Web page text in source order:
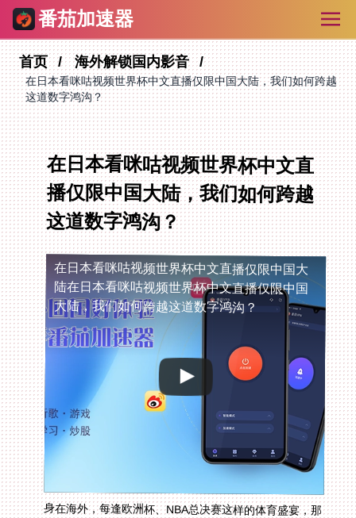
番茄加速器
首页 海外解锁国内影音
在日本看咪咕视频世界杯中文直播仅限中国大陆，我们如何跨越
这道数字鸿沟？
在日本看咪咕视频世界杯中文直
播仅限中国大陆，我们如何跨越
这道数字鸿沟？
在日本看咪咕视频世界杯中文直播仅限中国大
陆在日本看咪咕视频世界杯中文直播仅限中国
大陆，我们如何跨越这道数字鸿沟？
身在海外，每逢欧洲杯、NBA总决赛这样的体育盛宴，那
份想和国内亲友同步呐喊、听着熟悉中文解说看球的冲动
就格外强烈。但一点开咪咕、抖音或央视频，冰冷的“仅
限中国大陆地区播放”提示，瞬间将热情浇灭。在海外怎
么看欧洲杯？这几乎是所有留学生、海外工作者共同的技
术难题。其根源在于国内流媒体平台基于IP地址的严格地
域版权限制。别担心，这道鸿沟并非不可逾越。本文将为
你清晰拆解，如何通过一款可靠的回国加速器，重新连接
你与国内精彩赛事的直播现场，享受无延迟的中文解说激